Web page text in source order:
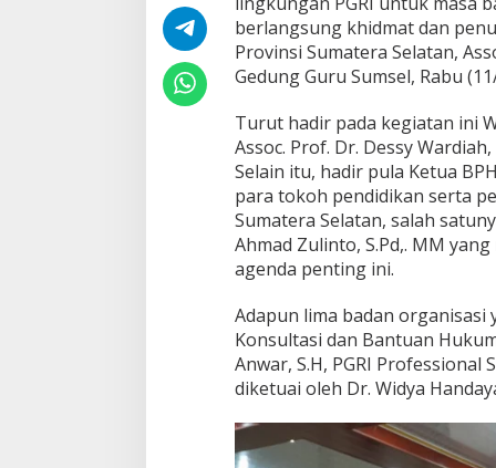
i
m
a
B
d
a
n
O
r
g
a
n
i
a
s
M
a
s
a
berlangsung khidmat dan
Provinsi Sumatera Selatan,
Gedung Guru Sumsel, Rabu
Turut hadir pada kegiatan ini
Assoc. Prof. Dr. Dessy
Selain itu, hadir pula Ketua
para tokoh pendidikan serta
Sumatera Selatan, salah
Ahmad Zulinto, S.Pd,. MM
agenda penting ini.
Adapun lima badan
Konsultasi dan Bantuan
Anwar, S.H, PGRI Professional
diketuai oleh Dr. Widya